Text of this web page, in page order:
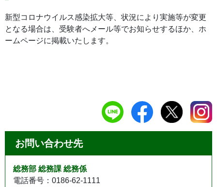
新型コロナウイルス感染拡大等、状況により実施等が変更
となる場合は、受験者へメール等でお知らせするほか、ホ
ームページに掲載いたします。
お問い合わせ先
総務部 総務課 総務係
電話番号：0186-62-1111